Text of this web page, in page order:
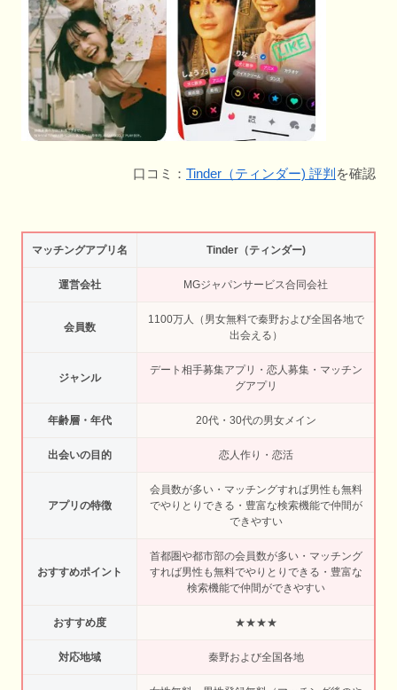
口コミ： Tinder（ティンダー) 評判 を確認
マッチングアプリ名 Tinder（ティンダー)
運営会社 MGジャパンサービス合同会社
会員数
1100万人（男女無料で秦野および全国各地で
出会える）
ジャンル
デート相手募集アプリ・恋人募集・マッチン
グアプリ
年齢層・年代 20代・30代の男女メイン
出会いの目的 恋人作り・恋活
アプリの特徴
会員数が多い・マッチングすれば男性も無料
でやりとりできる・豊富な検索機能で仲間が
できやすい
おすすめポイント
首都圏や都市部の会員数が多い・マッチング
すれば男性も無料でやりとりできる・豊富な
検索機能で仲間ができやすい
おすすめ度 ★★★★
対応地域 秦野および全国各地